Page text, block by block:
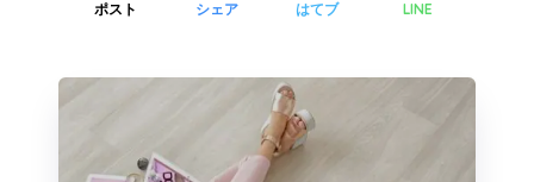
ポスト シェア はてブ LINE